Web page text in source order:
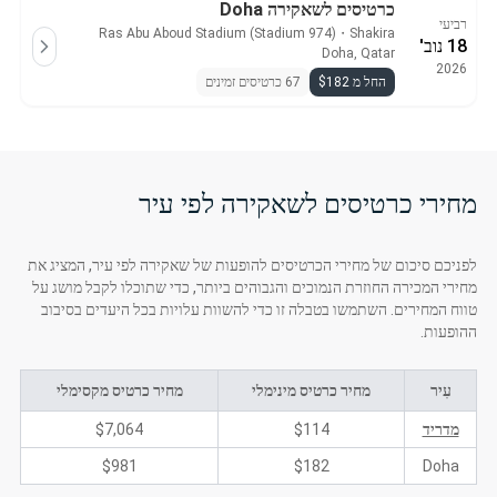
רביעי
18 נוב'
2026
כרטיסים לשאקירה Doha
Shakira
・
Ras Abu Aboud Stadium (Stadium 974)
Doha, Qatar
החל מ $182
67 כרטיסים זמינים
מחירי כרטיסים לשאקירה לפי עיר
לפניכם סיכום של מחירי הכרטיסים להופעות של שאקירה לפי עיר, המציג את
מחירי המכירה החוזרת הנמוכים והגבוהים ביותר, כדי שתוכלו לקבל מושג על
טווח המחירים. השתמשו בטבלה זו כדי להשוות עלויות בכל היעדים בסיבוב
ההופעות.
עִיר מחיר כרטיס מינימלי מחיר כרטיס מקסימלי
מדריד $114
$7,064
Doha
$182
$981